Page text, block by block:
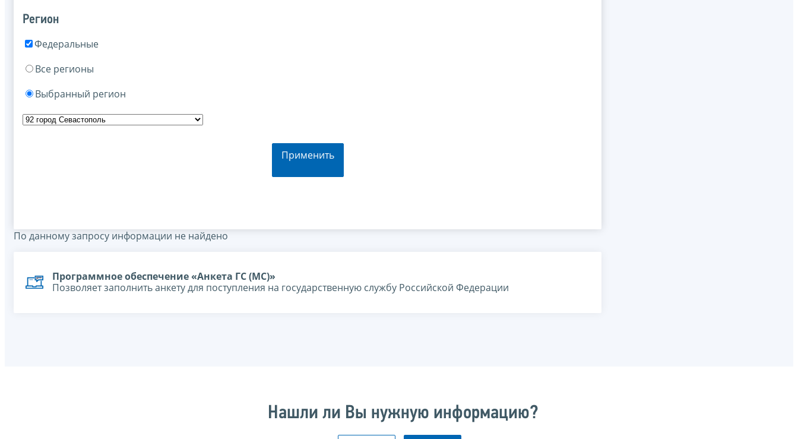
Регион
Федеральные
Все регионы
Выбранный регион
Применить
По данному запросу информации не найдено
Программное обеспечение «Анкета ГС (МС)»
Позволяет заполнить анкету для поступления на государственную службу Российской Федерации
Нашли ли Вы нужную информацию?